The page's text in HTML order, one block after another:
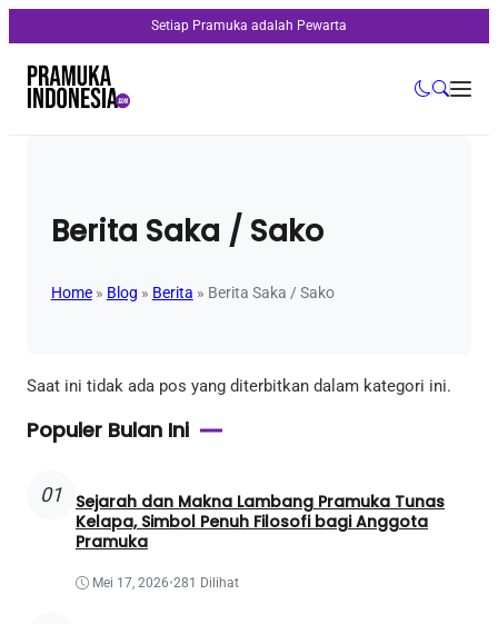
Setiap Pramuka adalah Pewarta
Berita Saka / Sako
Home» Blog » Berita » Berita Saka / Sako
Saat ini tidak ada pos yang diterbitkan dalam kategori ini.
Populer Bulan Ini
01
Sejarah dan Makna Lambang Pramuka Tunas
Kelapa, Simbol Penuh Filosofi bagi Anggota
Pramuka
Mei 17, 2026•281 Dilihat